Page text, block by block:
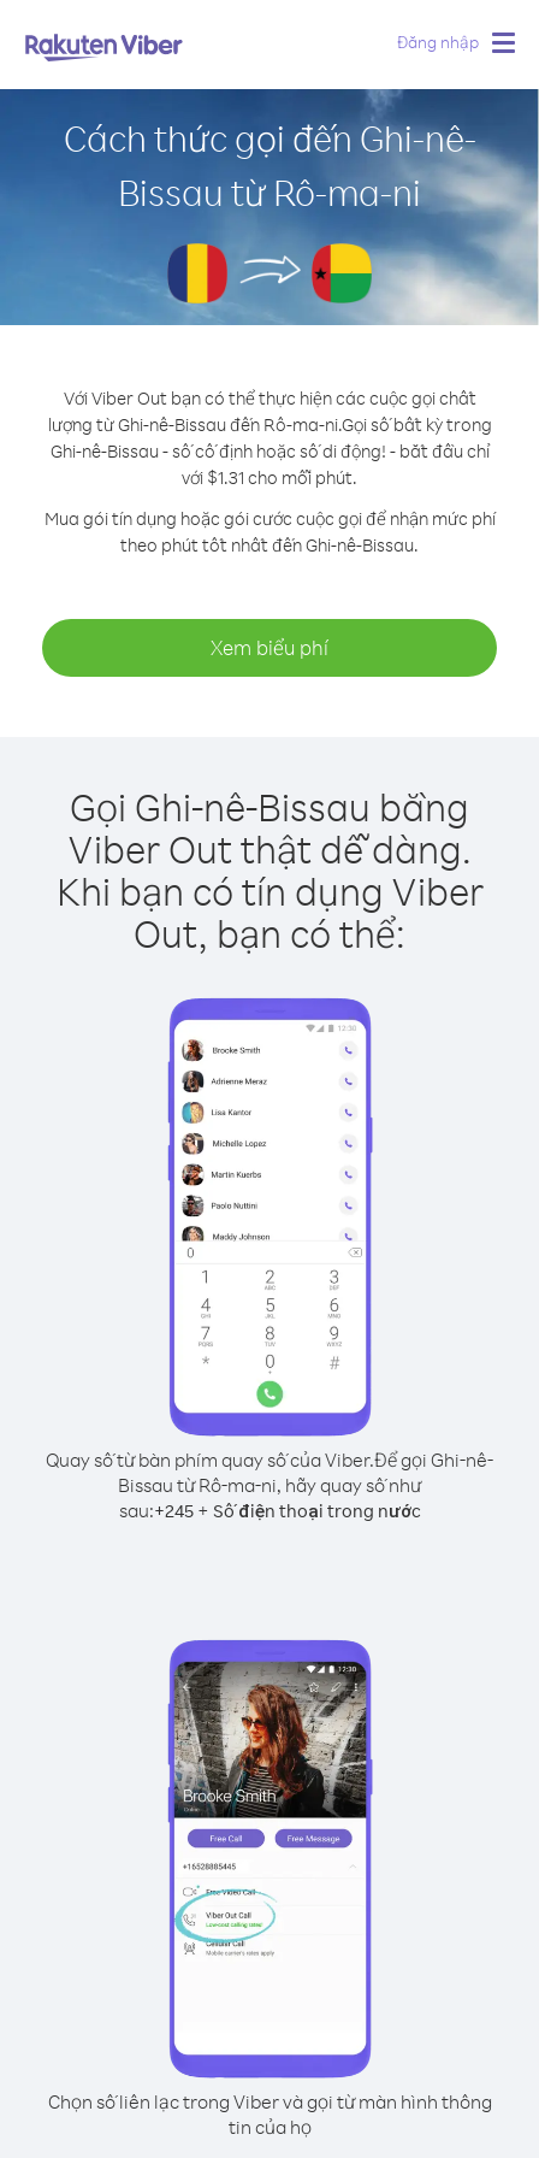
Đăng nhập
Cách thức gọi đến Ghi-nê-
Bissau từ Rô-ma-ni
Với Viber Out bạn có thể thực hiện các cuộc gọi chất
lượng từ Ghi-nê-Bissau đến Rô-ma-ni.Gọi số bất kỳ trong
Ghi-nê-Bissau - số cố định hoặc số di động! - bắt đầu chỉ
với $1.31 cho mỗi phút.
Mua gói tín dụng hoặc gói cước cuộc gọi để nhận mức phí
theo phút tốt nhất đến Ghi-nê-Bissau.
Xem biểu phí
Gọi Ghi-nê-Bissau bằng
Viber Out thật dễ dàng.
Khi bạn có tín dụng Viber
Out, bạn có thể:
Quay số từ bàn phím quay số của Viber.Để gọi Ghi-nê-
Bissau từ Rô-ma-ni, hãy quay số như
sau:+245+ Số điện thoại trong nước
Chọn số liên lạc trong Viber và gọi từ màn hình thông
tin của họ